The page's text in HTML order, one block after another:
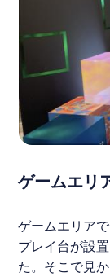
ゲームエリ
ゲームエリア
プレイ台が設
た。そこで見